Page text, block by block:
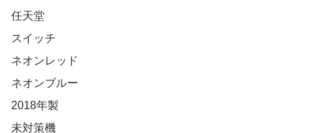
任天堂
スイッチ
ネオンレッド
ネオンブルー
2018年製
未対策機